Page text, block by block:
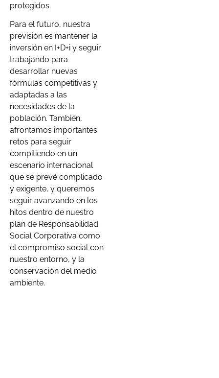
protegidos.
Para el futuro, nuestra
previsión es mantener la
inversión en I+D+i y seguir
trabajando para
desarrollar nuevas
fórmulas competitivas y
adaptadas a las
necesidades de la
población. También,
afrontamos importantes
retos para seguir
compitiendo en un
escenario internacional
que se prevé complicado
y exigente, y queremos
seguir avanzando en los
hitos dentro de nuestro
plan de Responsabilidad
Social Corporativa como
el compromiso social con
nuestro entorno, y la
conservación del medio
ambiente.